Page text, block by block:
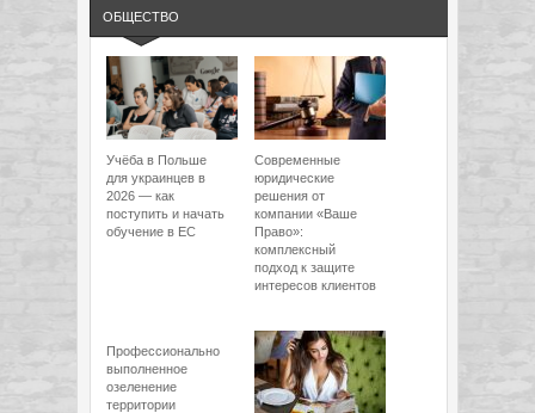
ОБЩЕСТВО
Учёба в Польше
для украинцев в
2026 — как
поступить и начать
обучение в ЕС
Современные
юридические
решения от
компании «Ваше
Право»:
комплексный
подход к защите
интересов клиентов
Профессионально
выполненное
озеленение
территории